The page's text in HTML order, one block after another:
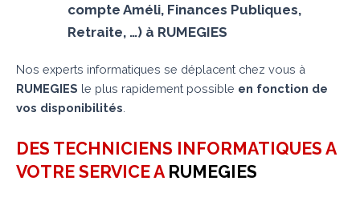
compte Améli, Finances Publiques,
Retraite, …) à RUMEGIES
Nos experts informatiques se déplacent chez vous à
RUMEGIES le plus rapidement possible en fonction de
vos disponibilités.
DES TECHNICIENS INFORMATIQUES A
VOTRE SERVICE A RUMEGIES